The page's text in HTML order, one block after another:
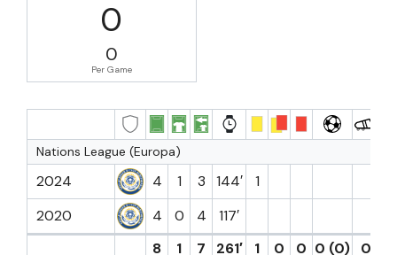
0
0
Per Game
Nations League (Europa)
2024 4 1 3 144′
1
2020
4 0 4
117′
8
1 7 261′ 1 0 0 0 (0) 0